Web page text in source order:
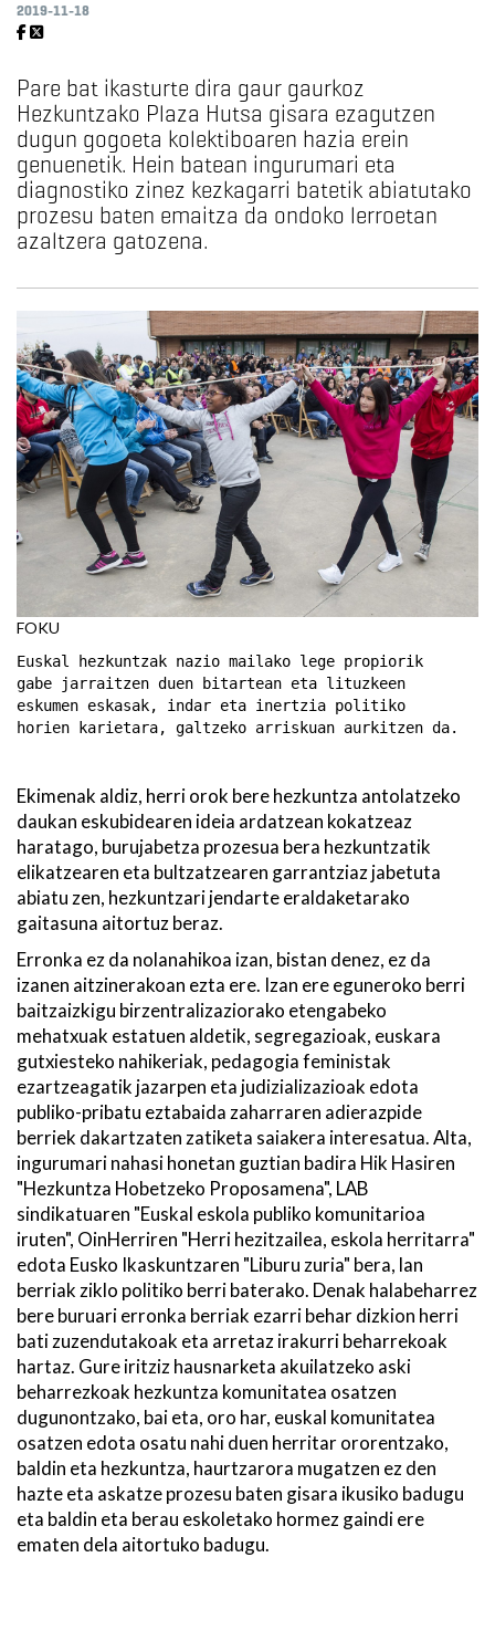
2019-11-18
Pare bat ikasturte dira gaur gaurkoz
Hezkuntzako Plaza Hutsa gisara ezagutzen
dugun gogoeta kolektiboaren hazia erein
genuenetik. Hein batean ingurumari eta
diagnostiko zinez kezkagarri batetik abiatutako
prozesu baten emaitza da ondoko lerroetan
azaltzera gatozena.
FOKU
Euskal hezkuntzak nazio mailako lege propiorik
gabe jarraitzen duen bitartean eta lituzkeen
eskumen eskasak, indar eta inertzia politiko
horien karietara, galtzeko arriskuan aurkitzen da.
Ekimenak aldiz, herri orok bere hezkuntza antolatzeko
daukan eskubidearen ideia ardatzean kokatzeaz
haratago, burujabetza prozesua bera hezkuntzatik
elikatzearen eta bultzatzearen garrantziaz jabetuta
abiatu zen, hezkuntzari jendarte eraldaketarako
gaitasuna aitortuz beraz.
Erronka ez da nolanahikoa izan, bistan denez, ez da
izanen aitzinerakoan ezta ere. Izan ere eguneroko berri
baitzaizkigu birzentralizaziorako etengabeko
mehatxuak estatuen aldetik, segregazioak, euskara
gutxiesteko nahikeriak, pedagogia feministak
ezartzeagatik jazarpen eta judizializazioak edota
publiko-pribatu eztabaida zaharraren adierazpide
berriek dakartzaten zatiketa saiakera interesatua. Alta,
ingurumari nahasi honetan guztian badira Hik Hasiren
"Hezkuntza Hobetzeko Proposamena", LAB
sindikatuaren "Euskal eskola publiko komunitarioa
iruten", OinHerriren "Herri hezitzailea, eskola herritarra"
edota Eusko Ikaskuntzaren "Liburu zuria" bera, lan
berriak ziklo politiko berri baterako. Denak halabeharrez
bere buruari erronka berriak ezarri behar dizkion herri
bati zuzendutakoak eta arretaz irakurri beharrekoak
hartaz. Gure iritziz hausnarketa akuilatzeko aski
beharrezkoak hezkuntza komunitatea osatzen
dugunontzako, bai eta, oro har, euskal komunitatea
osatzen edota osatu nahi duen herritar ororentzako,
baldin eta hezkuntza, haurtzarora mugatzen ez den
hazte eta askatze prozesu baten gisara ikusiko badugu
eta baldin eta berau eskoletako hormez gaindi ere
ematen dela aitortuko badugu.